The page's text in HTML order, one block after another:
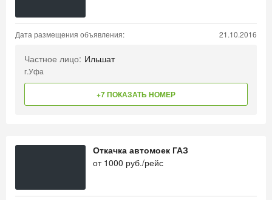
Дата размещения объявления: 21.10.2016
Частное лицо: Ильшат
г.Уфа
+7 ПОКАЗАТЬ НОМЕР
Откачка автомоек ГАЗ
от 1000 руб./рейс